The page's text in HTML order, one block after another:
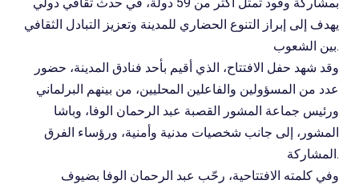
يهدف إلى إبراز التنوع الحضاري للمدينة وتعزيز التبادل الثقافي
بين الشعوب.
وقد شهد حفل الافتتاح، الذي أقيم بأحد فنادق المدينة، حضور
عدد من المسؤولين والفاعلين المحليين، من بينهم البرلماني
ورئيس جماعة المشور القصبة عبد الرحمان الوفا، وباشا
المشور، إلى جانب شخصيات مدنية وأمنية، ورؤساء الفرق
المشاركة.
وفي كلمته الافتتاحية، رحّب عبد الرحمان الوفا بضيوف